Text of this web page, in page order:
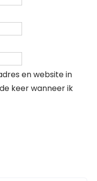
en website in
keer wanneer ik